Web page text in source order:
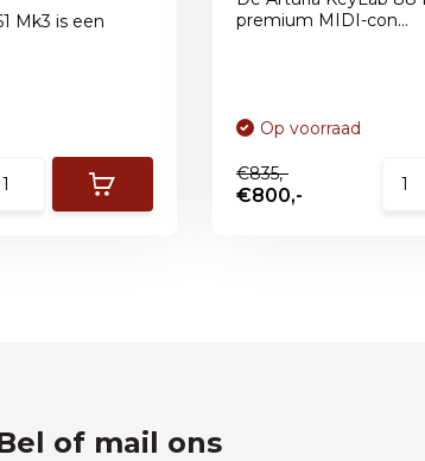
Mk3 is een
premium MIDI-con...
Op voorraad
€835,-
€800,-
of mail ons